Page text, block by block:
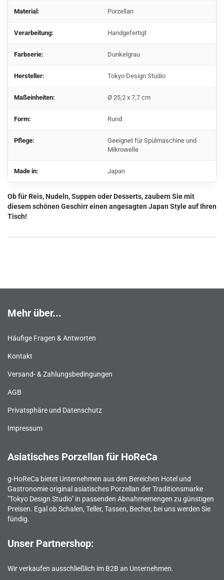
Material: Porzellan
Verarbeitung: Handgefertigt
Farbserie: Dunkelgrau
Hersteller: Tokyo Design Studio
Maßeinheiten: Ø 25,2 x 7,7 cm
Form: Rund
Pflege:
Geeignet für Spülmaschine und
Mikrowelle
Made in: Japan
Ob für Reis, Nudeln, Suppen oder Desserts, zaubern Sie mit
diesem schönen Geschirr einen angesagten Japan Style auf Ihren
Tisch!
Mehr über...
Häufige Fragen & Antworten
Kontakt
Versand- & Zahlungsbedingungen
AGB
Privatsphäre und Datenschutz
Impressum
Asiatisches Porzellan für HoReCa
g-HoReCa bietet Unternehmen aus den Bereichen Hotel und
Gastronomie original asiatisches Porzellan der Traditionsmarke
"Tokyo Design Studio" in passenden Abnahmemengen zu günstigen
Preisen. Egal ob Schalen, Teller, Tassen, Becher, bei uns werden Sie
fündig.
Unser Partnershop:
Wir verkaufen ausschließlich im B2B an Unternehmen.